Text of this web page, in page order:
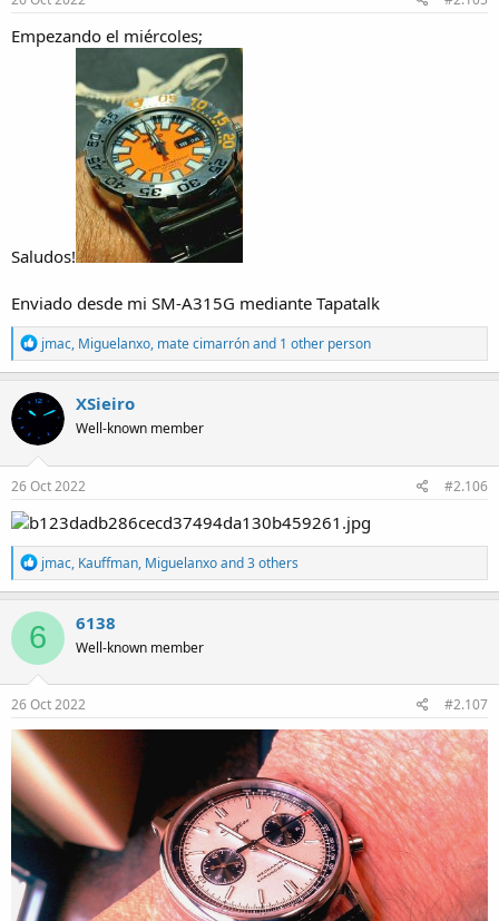
Empezando el miércoles;
Saludos!
Enviado desde mi SM-A315G mediante Tapatalk
R
e
a
c
t
o
n
s
jmac, Miguelanxo, mate cimarrónand 1 other person
XSieiro
Well-known member
26 Oct 2022 #2.106
R
e
a
c
t
i
o
n
s
jmac, Kauffman, Miguelanxoand 3 others
6 6138
Well-known member
26 Oct 2022 #2.107